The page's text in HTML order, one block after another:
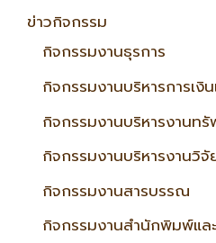
ข่าวกิจกรรม
กิจกรรมงานธุรการ
กิจกรรมงานบริหารการเงิ
กิจกรรมงานบริหารงานท
กิจกรรมงานบริหารงานวิจั
กิจกรรมงานสารบรรณ
กิจกรรมงานสำนักพิมพ์แล